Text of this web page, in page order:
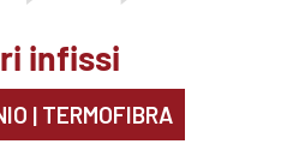
infissi
| TERMOFIBRA